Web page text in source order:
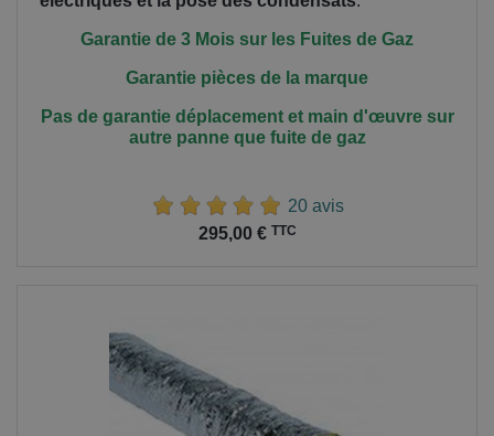
Garantie de 3 Mois sur les Fuites de Gaz
Garantie pièces de la marque
Pas de garantie déplacement et main d'œuvresur
autre panne que fuite de gaz
20 avis
295,00 € TTC